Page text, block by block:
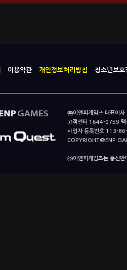
이용약관 개인정보처리방침 청소년보호
㈜이엔피게임즈 대표이
고객센터 1644-0759
사업자 등록번호 113-
COPYRIGHT@ENP
㈜이엔피게임즈는 통신판